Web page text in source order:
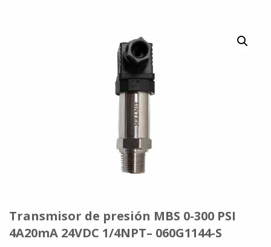
Transmisor de presión MBS 0-300 PSI
4A20mA 24VDC 1/4NPT– 060G1144-S